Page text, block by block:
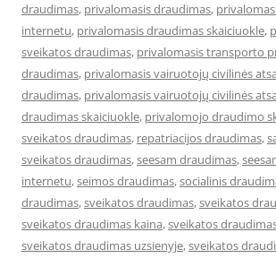
draudimas, privalomasis draudimas,
internetu, privalomasis draudimas skaiciuokle,
sveikatos draudimas, privalomasis transporto
draudimas, privalomasis vairuotojų civilinės
draudimas, privalomasis vairuotojų civilinės
draudimas skaiciuokle, privalomojo draudimo
sveikatos draudimas, repatriacijos draudimas,
sveikatos draudimas,seesam draudimas,
internetu,seimos draudimas,socialinis
draudimas,sveikatos draudimas,sveikatos
sveikatos draudimas kaina,sveikatos
sveikatos draudimas uzsienyje,sveikatos